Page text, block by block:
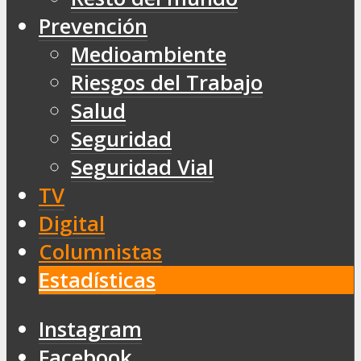
Prevención
Medioambiente
Riesgos del Trabajo
Salud
Seguridad
Seguridad Vial
TV
Digital
Columnistas
Estadísticas
Instagram